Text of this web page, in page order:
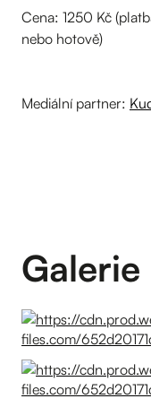
Cena: 1250 Kč
nebo hotově)
Mediální partner:
Galerie